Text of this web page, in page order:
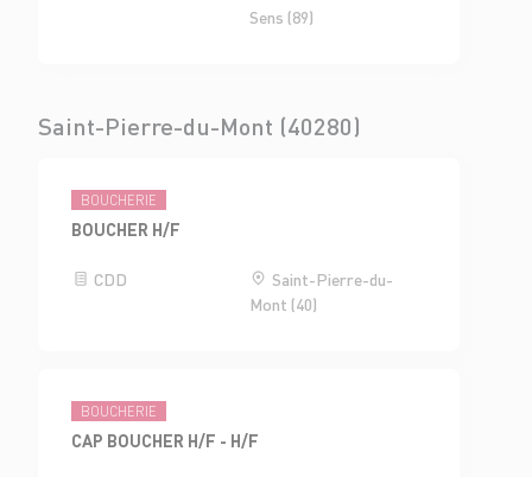
Sens (89)
Saint-Pierre-du-Mont (40280)
BOUCHERIE
BOUCHER H/F
CDD
Saint-Pierre-du-
Mont (40)
BOUCHERIE
CAP BOUCHER H/F - H/F